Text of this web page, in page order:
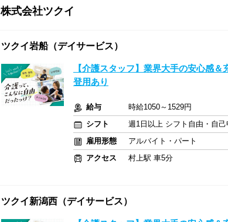
株式会社ツクイ
ツクイ岩船（デイサービス）
【介護スタッフ】業界大手の安心感
登用あり
給与
時給1050～1529円
シフト
週1日以上 シフト自由・自己
雇用形態
アルバイト・パート
アクセス
村上駅 車5分
ツクイ新潟西（デイサービス）